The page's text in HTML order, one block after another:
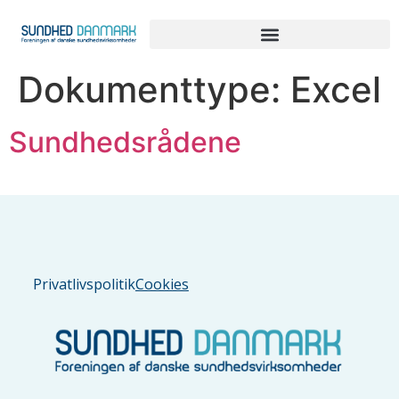
Dokumenttype: Excel
Sundhedsrådene
PrivatlivspolitikCookies